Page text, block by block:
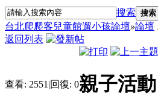
搜索 搜索
台北爬爬客兒童館遛小孩論壇»論壇
返回列表
查看: 2551 |回復: 0親子活